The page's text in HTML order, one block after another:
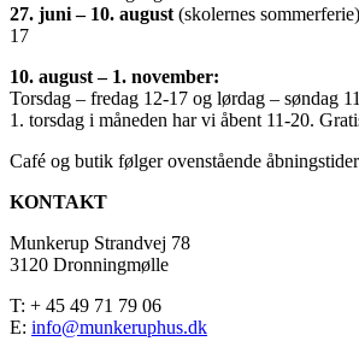
27. juni – 10. august (skolernes
17
10. august – 1. november:
Torsdag – fredag 12-17 og lørdag – søndag
1. torsdag i måneden har vi åbent 11-20.
Café og butik følger ovenstående åbningstider
KONTAKT
Munkerup Strandvej 78
3120 Dronningmølle
T: + 45 49 71 79 06
E: info@munkeruphus.dk